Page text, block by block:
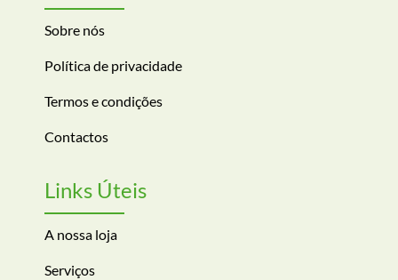
Sobre nós
Política de privacidade
Termos e condições
Contactos
Links Úteis
A nossa loja
Serviços